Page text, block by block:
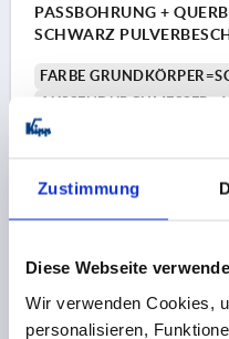
Zustimmung
Diese Webseite
Wir verwenden Cookies,
personalisieren,
PASSBOHRUNG +
SCHWARZ
FARBE
L1=20
HÖHE=40 H=19,4
20,99 €
zzgl. Versandkosten